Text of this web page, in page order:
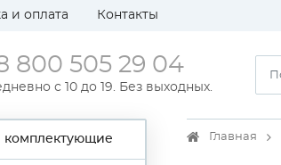
и оплата Контакты
800 505 29 04
с 10 до 19. Без выходных.
комплектующие Главная